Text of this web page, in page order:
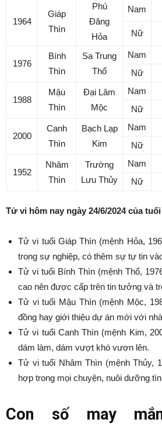
1964
Giáp
Thìn
Phú
Đăng
Hỏa
Nam
Nữ
1976
Bính
Thìn
Sa Trung
Thổ
Nam
Nữ
1988
Mậu
Thìn
Đại Lâm
Mộc
Nam
Nữ
2000
Canh
Thìn
Bạch Lạp
Kim
Nam
Nữ
1952
Nhâm
Thìn
Trường
Lưu Thủy
Nam
Nữ
Tử vi hôm nay ngày 24/6/2024 của
Tử vi tuổi Giáp Thìn (mệnh Hỏa,
trong sự nghiệp, có thêm sự tự tin
Tử vi tuổi Bính Thìn (mệnh Thổ,
cao nên được cấp trên tin tưởng và
Tử vi tuổi Mậu Thìn (mệnh Mộc,
đồng hay giới thiệu dự án mới với
Tử vi tuổi Canh Thìn (mệnh Kim,
dám làm, dám vượt khó vươn lên.
Tử vi tuổi Nhâm Thìn (mệnh Thủy,
hợp trong mọi chuyện, nuôi dưỡng
Con số may